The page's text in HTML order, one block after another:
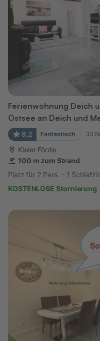
Ferienwohnung Deich
Ostsee an Deich und
9,2 Fantastisch 33
Kieler Förde
100 m zum Strand
Platz für 2 Pers.
1
KOSTENLOSE Stornierung